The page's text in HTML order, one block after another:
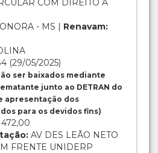
- MS | Renavam:
(29/05/2025)
ser baixados mediante
junto ao DETRAN do
apresentação dos
para os devidos fins)
472,00
AV DES LEÃO NETO
FRENTE UNIDERP